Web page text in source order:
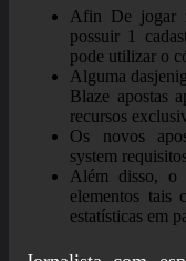
Afin De jogar
possuir 1
pode utilizar o
Alguma
Blaze apostas
recursos
Os novos
system
Além disso, o
elementos tais
estatísticas em